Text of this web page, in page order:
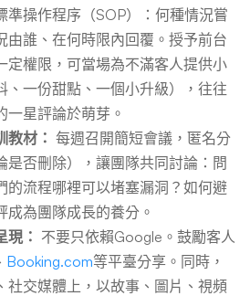
準操作程序（SOP）：何種情況嘗
由誰、在何時限內回覆。授予前台
定權限，可當場為不滿客人提供小
、一份甜點、一個小升級），往往
一星評論於萌芽。
教材： 每週召開簡短會議，匿名分
是否刪除），讓團隊共同討論：問
的流程哪裡可以堵塞漏洞？如何避
成為團隊成長的養分。
現： 不要只依賴Google。鼓勵客人
Booking.com等平臺分享。同時，
社交媒體上，以故事、圖片、視頻